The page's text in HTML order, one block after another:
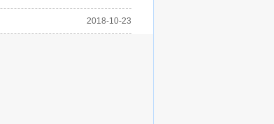
2018-10-23